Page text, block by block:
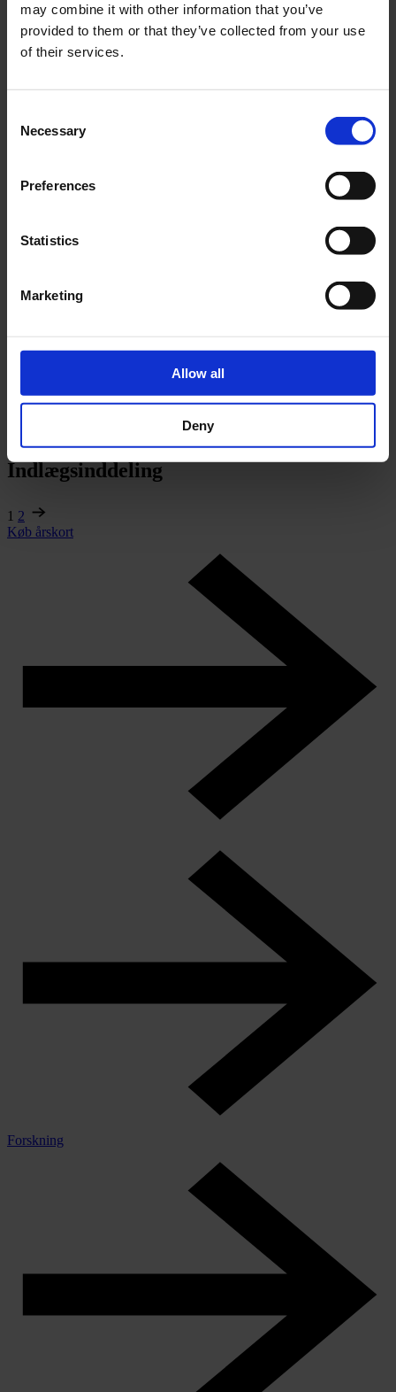
may combine it with other information that you’ve
provided to them or that they’ve collected from your use
of their services.
Selection
Necessary
Preferences
Statistics
Marketing
Allow all
Deny
DK
Carl Nielsen – årets fynske jubilar
“Som en mild og stille Sommerregn…“
To gange fødselsdag – to gange violin
Carl Nielsen Museet International
Indlægsinddeling
1 2
Køb årskort
Forskning